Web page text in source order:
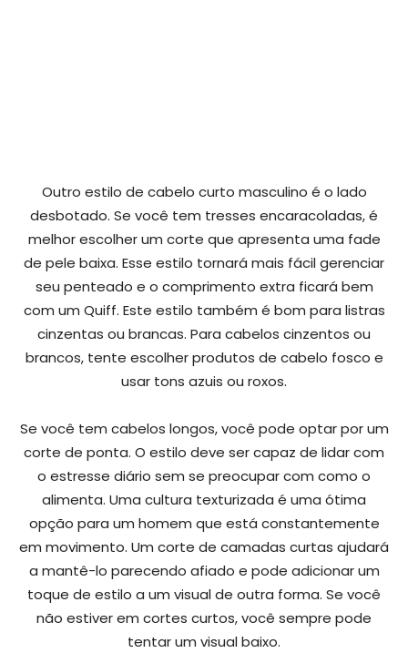
Outro estilo de cabelo curto masculino é o lado
desbotado. Se você tem tresses encaracoladas, é
melhor escolher um corte que apresenta uma fade
de pele baixa. Esse estilo tornará mais fácil gerenciar
seu penteado e o comprimento extra ficará bem
com um Quiff. Este estilo também é bom para listras
cinzentas ou brancas. Para cabelos cinzentos ou
brancos, tente escolher produtos de cabelo fosco e
usar tons azuis ou roxos.
Se você tem cabelos longos, você pode optar por um
corte de ponta. O estilo deve ser capaz de lidar com
o estresse diário sem se preocupar com como o
alimenta. Uma cultura texturizada é uma ótima
opção para um homem que está constantemente
em movimento. Um corte de camadas curtas ajudará
a mantê-lo parecendo afiado e pode adicionar um
toque de estilo a um visual de outra forma. Se você
não estiver em cortes curtos, você sempre pode
tentar um visual baixo.